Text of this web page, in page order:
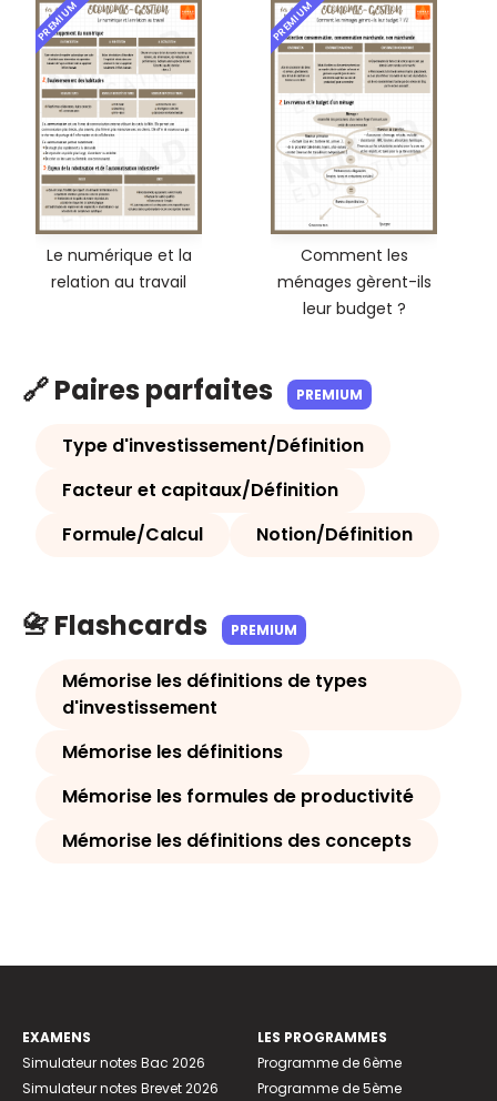
PREMIUM
Le numérique et la
relation au travail
PREMIUM
Comment les
ménages gèrent-ils
leur budget ?
🔗 Paires parfaites PREMIUM
Type d'investissement/Définition
Facteur et capitaux/Définition
Formule/Calcul
Notion/Définition
📇 Flashcards PREMIUM
Mémorise les définitions de types
d'investissement
Mémorise les définitions
Mémorise les formules de productivité
Mémorise les définitions des concepts
EXAMENS
Simulateur notes Bac 2026
Simulateur notes Brevet 2026
LES PROGRAMMES
Programme de 6ème
Programme de 5ème